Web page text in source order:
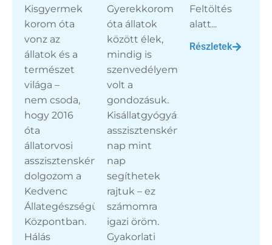
Kisgyermek
korom óta
vonz az
állatok és a
természet
világa –
nem csoda,
hogy 2016
óta
állatorvosi
asszisztensként
dolgozom a
Kedvenc
Állategészségügyi
Központban.
Hálás
Gyerekkorom
óta állatok
között élek,
mindig is
szenvedélyem
volt a
gondozásuk.
Kisállatgyógyászati
asszisztensként
nap mint
nap
segíthetek
rajtuk – ez
számomra
igazi öröm.
Gyakorlati
Feltöltés
alatt...
Részletek